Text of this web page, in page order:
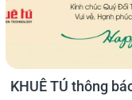
KHUÊ TÚ thông